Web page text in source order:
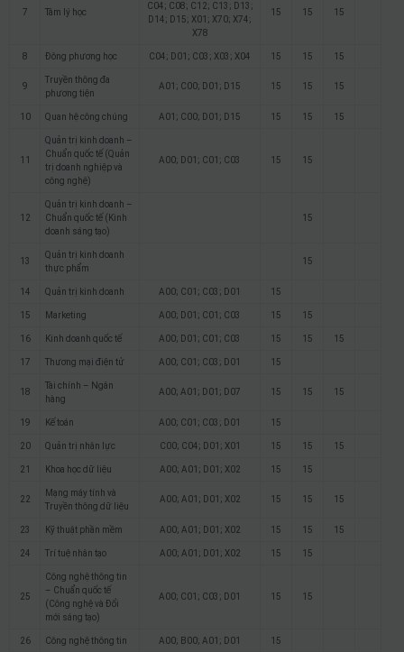
7 Tâm lý học
C04; C08; C12; C13; D13;
D14; D15; X01; X70; X74;
X78
15 15 15
8 Đông phương học C04; D01; C03; X03; X04 15 15 15
9
Truyền thông đa
phương tiện
A01; C00; D01; D15 15 15 15
10 Quan hệ công chúng A01; C00; D01; D15 15 15 15
11
Quản trị kinh doanh –
Chuẩn quốc tế (Quản
trị doanh nghiệp và
công nghệ)
A00; D01; C01; C03 15 15
12
Quản trị kinh doanh –
Chuẩn quốc tế (Kinh
doanh sáng tạo)
15
13
Quản trị kinh doanh
thực phẩm
15
14 Quản trị kinh doanh A00; C01; C03; D01 15
15 Marketing A00; D01; C01; C03 15 15
16 Kinh doanh quốc tế A00; D01; C01; C03 15 15 15
17 Thương mại điện tử A00; C01; C03; D01 15
18
Tài chính – Ngân
hàng
A00; A01; D01; D07 15 15 15
19 Kế toán A00; C01; C03; D01 15
20 Quản trị nhân lực C00; C04; D01; X01 15 15 15
21 Khoa học dữ liệu A00; A01; D01; X02 15 15
22
Mạng máy tính và
Truyền thông dữ liệu
A00; A01; D01; X02 15 15 15
23 Kỹ thuật phần mềm A00; A01; D01; X02 15 15 15
24 Trí tuệ nhân tạo A00; A01; D01; X02 15 15
25
Công nghệ thông tin
– Chuẩn quốc tế
(Công nghệ và Đổi
mới sáng tạo)
A00; C01; C03; D01 15 15
26 Công nghệ thông tin A00; B00; A01; D01 15